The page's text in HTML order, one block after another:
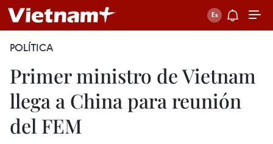
POLÍTICA
Primer ministro de Vietnam
llega a China para reunión
del FEM